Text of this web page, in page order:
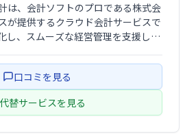
は、会計ソフトのプロである株式会
が提供するクラウド会計サービスで
し、スムーズな経営管理を支援しま
口コミを見る
代替サービスを見る